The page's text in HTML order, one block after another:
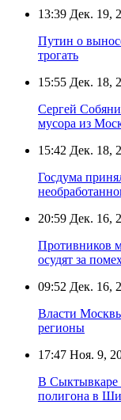
13:39 Дек. 19,
Путин о
трогать
15:55 Дек. 18,
Сергей
мусора из
15:42 Дек. 18,
Госдума
20:59 Дек. 16,
Противников
осудят за
09:52 Дек. 16,
Власти
регионы
17:47 Ноя. 9,
В Сыктывкаре
полигона в